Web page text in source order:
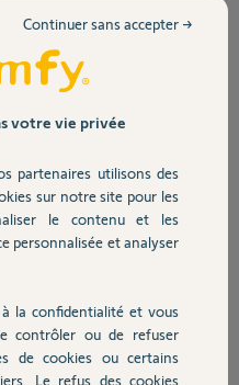
Serenity
mis en service par le
de le mettre en service par
le produit a déjà activé. Mais,
Que je dois faire. Merci.
b586fb4d15047282a...
210 ko
de discussion
votre vie privée
partenaires utilisons des
sur notre site pour les
le contenu et les
personnalisée et analyser
la confidentialité et vous
contrôler ou de refuser
de cookies ou certains
Le refus des cookies
Continuer sans accepter →